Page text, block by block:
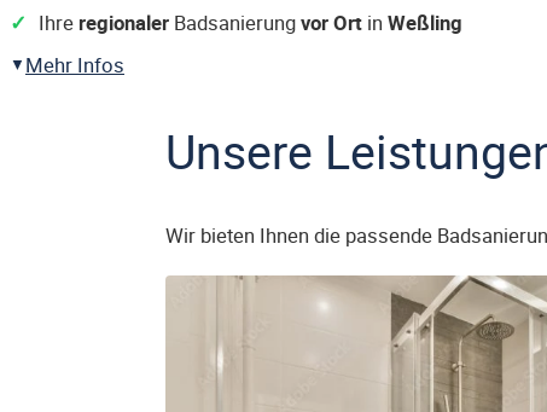
Ihre regionaler Badsanierungvor Ort in Weßling
Mehr Infos
Unsere
Wir bieten Ihnen die passende